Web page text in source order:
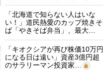
「北海道で知らない人はいな
い！」道民熱愛のカップ焼きそ
ば「やきそば弁当」、最大…
「キオクシアが再び株価10万円
になる日は遠い」資産3億円超
のサラリーマン投資家…